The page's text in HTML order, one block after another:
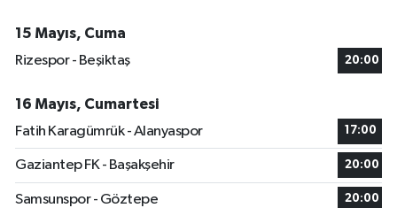
15 Mayıs, Cuma
Rizespor - Beşiktaş
20:00
16 Mayıs, Cumartesi
Fatih Karagümrük - Alanyaspor
17:00
Gaziantep FK - Başakşehir 20:00
Samsunspor - Göztepe 20:00